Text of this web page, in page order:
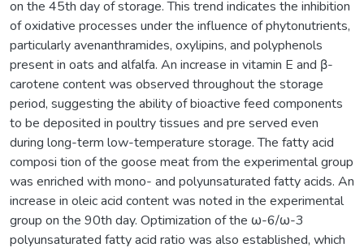
on the 45th day of storage. This trend indicates the inhibition
of oxidative processes under the influence of phytonutrients,
particularly avenanthramides, oxylipins, and polyphenols
present in oats and alfalfa. An increase in vitamin E and β-
carotene content was observed throughout the storage
period, suggesting the ability of bioactive feed components
to be deposited in poultry tissues and pre served even
during long-term low-temperature storage. The fatty acid
composi tion of the goose meat from the experimental group
was enriched with mono- and polyunsaturated fatty acids. An
increase in oleic acid content was noted in the experimental
group on the 90th day. Optimization of the ω-6/ω-3
polyunsaturated fatty acid ratio was also established, which